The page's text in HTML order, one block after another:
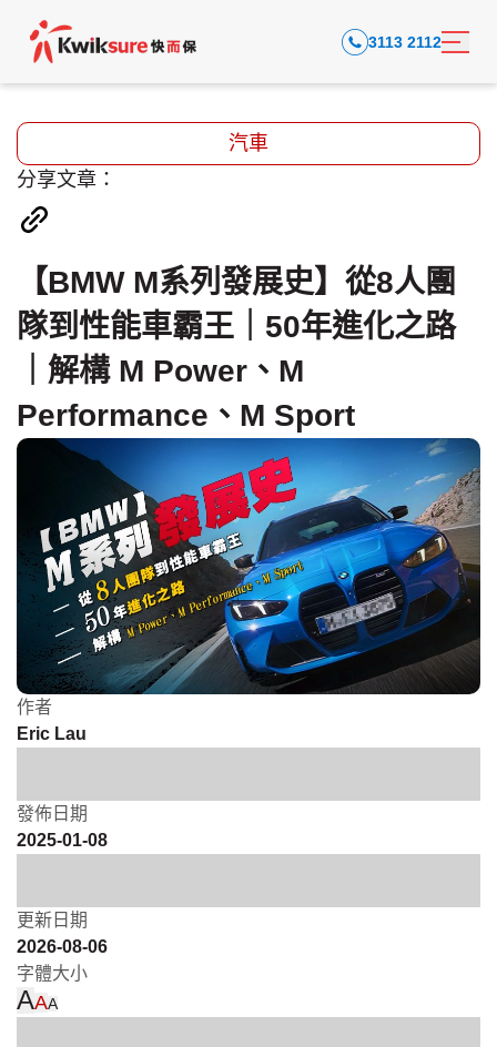
3113 2112
汽車
分享文章：
【BMW M系列發展史】從8人團
隊到性能車霸王｜50年進化之路
｜解構 M Power、M
Performance、M Sport
作者
Eric Lau
發佈日期
2025-01-08
更新日期
2026-08-06
字體大小
AAA